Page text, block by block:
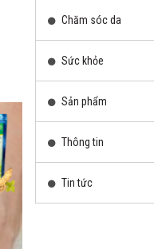
Chăm sóc da
Sức khỏe
Sản phẩm
Thông tin
Tin tức